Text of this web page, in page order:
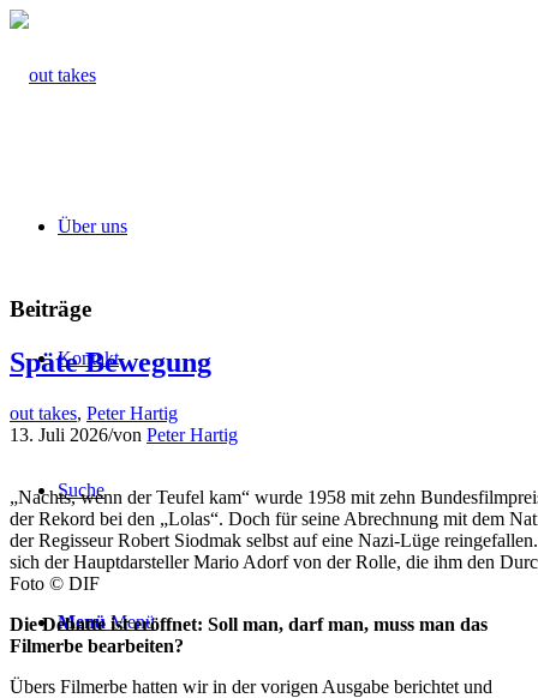
Über uns
Kontakt
Suche
Menü Menü
Beiträge
Späte Bewegung
out takes, Peter Hartig
13. Juli 2026/von Peter Hartig
„Nachts, wenn der Teufel kam“ wurde 1958 mit zehn
der Rekord bei den „Lolas“. Doch für seine Abrechnung mit dem
der Regisseur Robert Siodmak selbst auf eine Nazi-Lüge
sich der Hauptdarsteller Mario Adorf von der Rolle, die ihm den
Foto © DIF
Die Debatte ist eröffnet: Soll man, darf man, muss man das
Filmerbe bearbeiten?
Übers Filmerbe hatten wir in der vorigen Ausgabe berichtet und